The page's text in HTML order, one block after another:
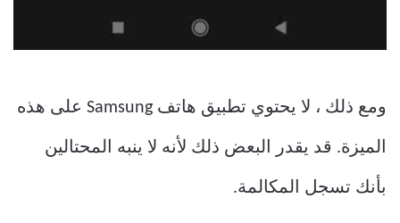
ومع ذلك ، لا يحتوي تطبيق هاتف Samsung على هذه
الميزة. قد يقدر البعض ذلك لأنه لا ينبه المحتالين
بأنك تسجل المكالمة.